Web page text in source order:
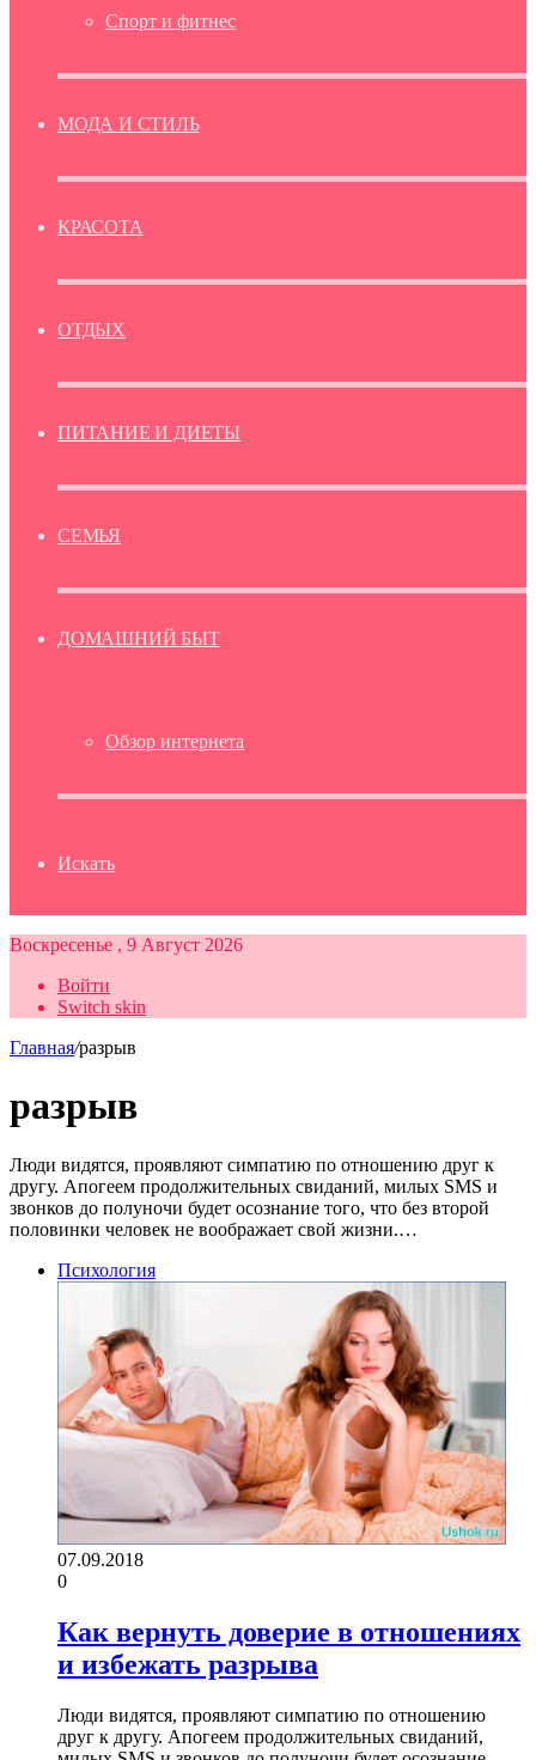
Спорт и фитнес
МОДА И СТИЛЬ
КРАСОТА
ОТДЫХ
ПИТАНИЕ И ДИЕТЫ
СЕМЬЯ
ДОМАШНИЙ БЫТ
Обзор интернета
Искать
Воскресенье , 9 Август 2026
Войти
Switch skin
Главная/разрыв
разрыв
Люди видятся, проявляют симпатию по отношению друг к
другу. Апогеем продолжительных свиданий, милых SMS и
звонков до полуночи будет осознание того, что без второй
половинки человек не воображает свой жизни.…
Психология
07.09.2018
0
Как вернуть доверие в отношениях
и избежать разрыва
Люди видятся, проявляют симпатию по отношению
друг к другу. Апогеем продолжительных свиданий,